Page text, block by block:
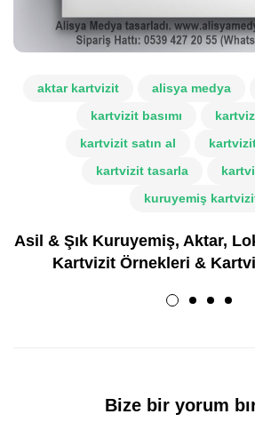
aktar kartvizit alisya medya
kartvizit basımı
kartvizit satın al
kartvizit tasarla
kuruyemiş
Asil & Şık Kuruyemiş, Aktar,
Kartvizit Örnekleri &
Bize bir yorum